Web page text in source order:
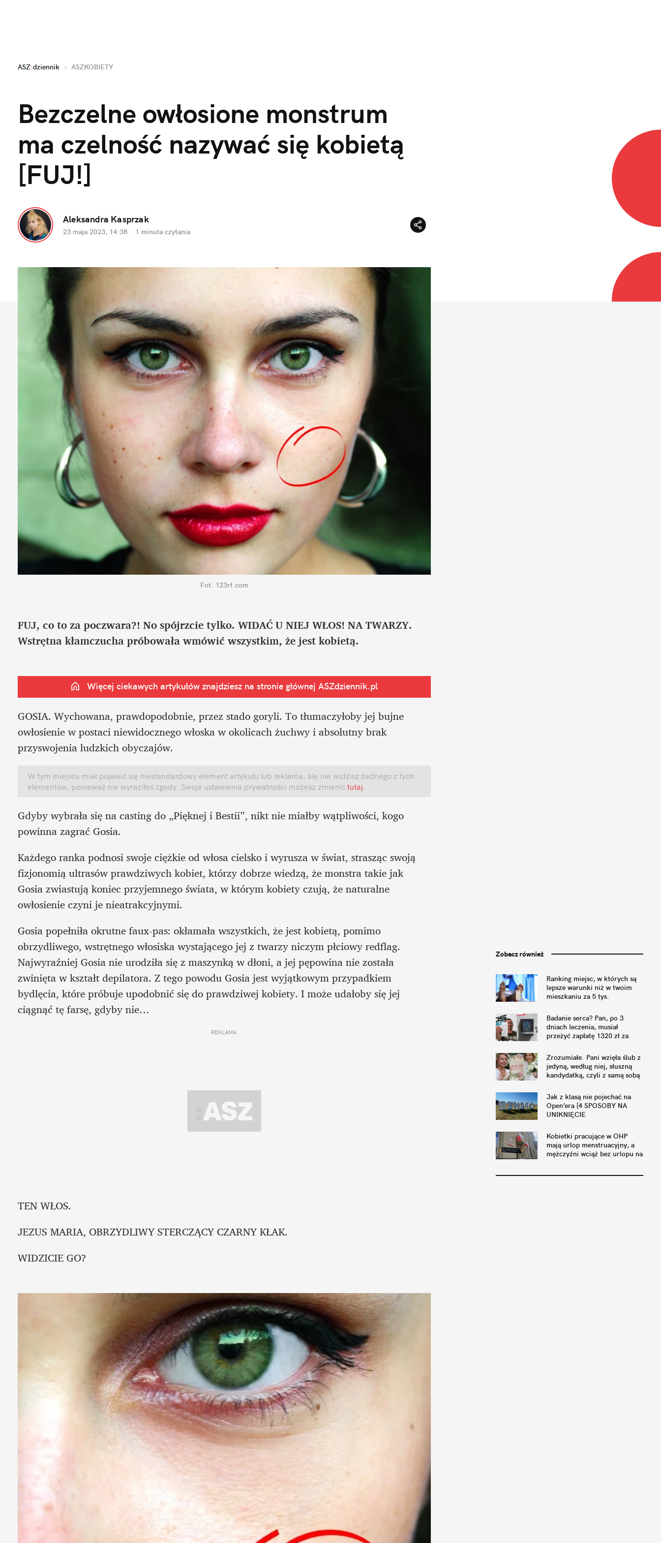
ASZ:dziennik ASZKOBIETY
Bezczelne owłosione monstrum
ma czelność nazywać się kobietą
[FUJ!]
Aleksandra Kasprzak
23 maja 2023, 14:38 · 1 minuta czytania
Fot. 123rf.com
FUJ, co to za poczwara?! No spójrzcie tylko. WIDAĆ U NIEJ WŁOS! NA TWARZY.
Wstrętna kłamczucha próbowała wmówić wszystkim, że jest kobietą.
Więcej ciekawych artykułów znajdziesz na stronie głównej ASZdziennik.pl
GOSIA. Wychowana, prawdopodobnie, przez stado goryli. To tłumaczyłoby jej bujne
owłosienie w postaci niewidocznego włoska w okolicach żuchwy i absolutny brak
przyswojenia ludzkich obyczajów.
W tym miejscu miał pojawić się niestandardowy element artykułu lub reklama, ale nie widzisz żadnego z tych
elementów, ponieważ nie wyraziłeś zgody. Swoje ustawienia prywatności możesz zmienić tutaj
Gdyby wybrała się na casting do „Pięknej i Bestii”, nikt nie miałby wątpliwości, kogo
powinna zagrać Gosia.
Każdego ranka podnosi swoje ciężkie od włosa cielsko i wyrusza w świat, strasząc swoją
fizjonomią ultrasów prawdziwych kobiet, którzy dobrze wiedzą, że monstra takie jak
Gosia zwiastują koniec przyjemnego świata, w którym kobiety czują, że naturalne
owłosienie czyni je nieatrakcyjnymi.
Gosia popełniła okrutne faux-pas: okłamała wszystkich, że jest kobietą, pomimo
obrzydliwego, wstrętnego włosiska wystającego jej z twarzy niczym płciowy redflag.
Najwyraźniej Gosia nie urodziła się z maszynką w dłoni, a jej pępowina nie została
zwinięta w kształt depilatora. Z tego powodu Gosia jest wyjątkowym przypadkiem
bydlęcia, które próbuje upodobnić się do prawdziwej kobiety. I może udałoby się jej
ciągnąć tę farsę, gdyby nie…
REKLAMA
TEN WŁOS.
JEZUS MARIA, OBRZYDLIWY STERCZĄCY CZARNY KŁAK.
Zobacz również
Ranking miejsc, w których są
lepsze warunki niż w twoim
mieszkaniu za 5 tys.
Badanie serca? Pan, po 3
dniach leczenia, musiał
przeżyć zapłatę 1320 zł za
Zrozumiałe. Pani wzięła ślub z
jedyną, według niej, słuszną
kandydatką, czyli z samą sobą
Jak z klasą nie pojechać na
Open’era [4 SPOSOBY NA
UNIKNIĘCIE
Kobietki pracujące w OHP
mają urlop menstruacyjny, a
mężczyźni wciąż bez urlopu na